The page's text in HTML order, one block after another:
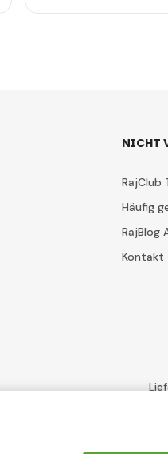
NICHT
RajClub
Häufig
RajBlog
Kontakt